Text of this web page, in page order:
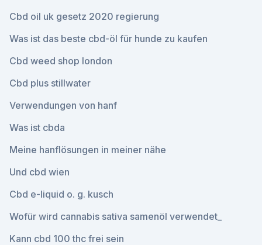
Cbd oil uk gesetz 2020 regierung
Was ist das beste cbd-öl für hunde zu kaufen
Cbd weed shop london
Cbd plus stillwater
Verwendungen von hanf
Was ist cbda
Meine hanflösungen in meiner nähe
Und cbd wien
Cbd e-liquid o. g. kusch
Wofür wird cannabis sativa samenöl verwendet_
Kann cbd 100 thc frei sein